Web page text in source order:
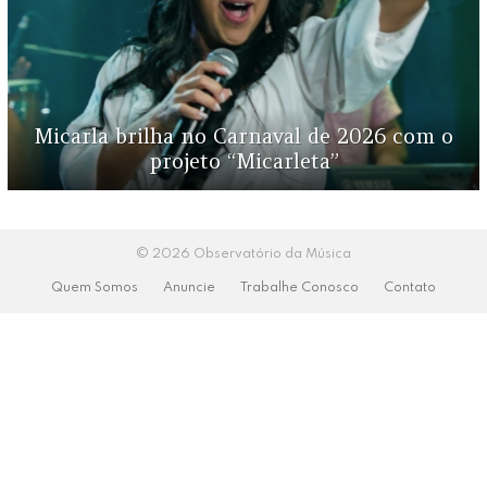
Micarla brilha no Carnaval de 2026 com o
projeto “Micarleta”
© 2026 Observatório da Música
Quem Somos Anuncie Trabalhe Conosco Contato